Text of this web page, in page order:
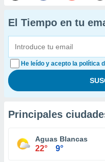
El Tiempo en tu
He leído y acepto la política
Principales
Aguas Blancas
22° 9°